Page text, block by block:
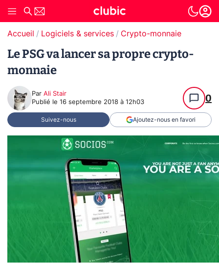
Accueil Logiciels & services Crypto-monnaie
Le PSG va lancer sa propre crypto-
monnaie
Par Ali Stair
Publié le 16 septembre 2018 à 12h03 0
Suivez-nous Ajoutez-nous en favori